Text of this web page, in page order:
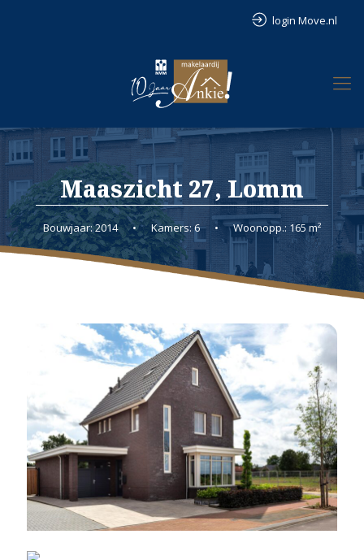
login Move.nl
Maaszicht 27, Lomm
Bouwjaar: 2014 • Kamers: 6 • Woonopp.: 165 m²